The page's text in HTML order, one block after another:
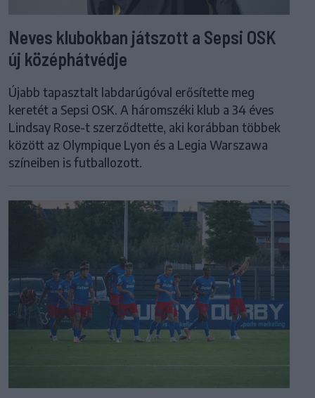
Neves klubokban játszott a Sepsi OSK
új középhátvédje
Újabb tapasztalt labdarúgóval erősítette meg
keretét a Sepsi OSK. A háromszéki klub a 34 éves
Lindsay Rose-t szerződtette, aki korábban többek
között az Olympique Lyon és a Legia Warszawa
színeiben is futballozott.